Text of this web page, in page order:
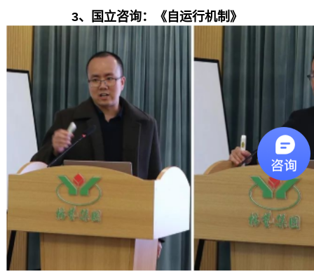
3、 国立咨询：《自运行机制》